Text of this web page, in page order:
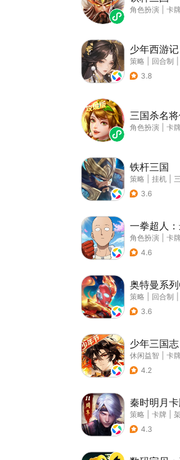
角色扮演 卡
少年西游记
策略 回合制
3.8
三国杀名
角色扮演 卡
铁杆三国
策略 挂机
3.6
一拳超人
角色扮演 卡
4.6
奥特曼系
策略 回合制
3.6
少年三国志
休闲益智 卡
4.2
秦时明月
策略 卡牌
4.3